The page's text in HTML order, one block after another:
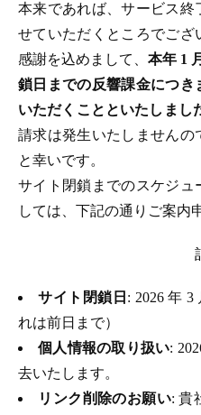
本来であれば、サービス終
せていただくところでご
感謝を込めまして、 本年 1
鎖日までの反響課金につき
いただくことといたしまし
請求は発生いたしませんの
と幸いです。
サイト閉鎖までのスケジュ
しては、下記の通りご案内
サイト閉鎖日 : 2026 年 3
れは前日まで）
個人情報の取り扱い:
去いたします。
リンク削除のお願い: 貴